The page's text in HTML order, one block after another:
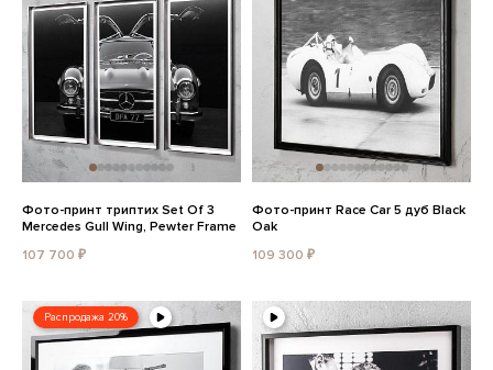
Фото-принт триптих Set Of 3
Mercedes Gull Wing, Pewter Frame
107 700 ₽
Фото-принт Race Car 5 дуб Black
Oak
109 300 ₽
Распродажа 20%